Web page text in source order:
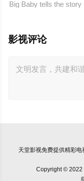
Big Baby tells the
影视评论
天堂影视免费提供精彩电
Copyright © 2022